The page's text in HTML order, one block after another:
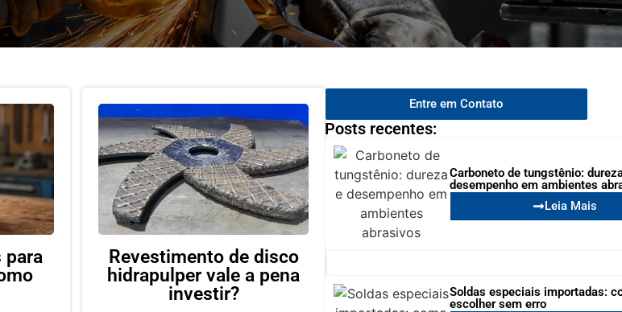
para
Revestimento de disco
hidrapulper vale a pena
investir?
Entre em Contato
Posts recentes:
Carboneto de tungstênio:
desempenho em ambientes
Leia Mais
Soldas especiais importadas:
escolher sem erro